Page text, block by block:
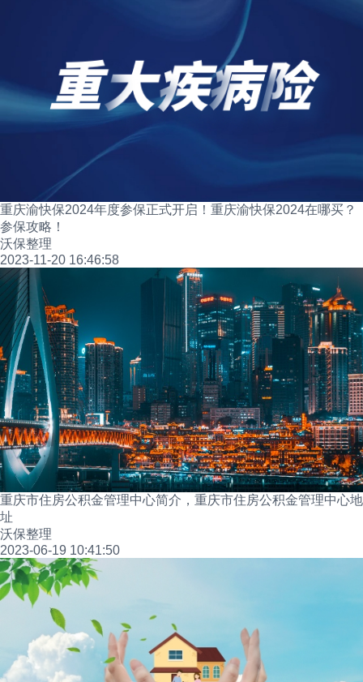
重庆渝快保2024年度参保正式开启！重庆渝快保2024在哪买？
参保攻略！
沃保整理
2023-11-20 16:46:58
重庆市住房公积金管理中心简介，重庆市住房公积金管理中心地
址
沃保整理
2023-06-19 10:41:50